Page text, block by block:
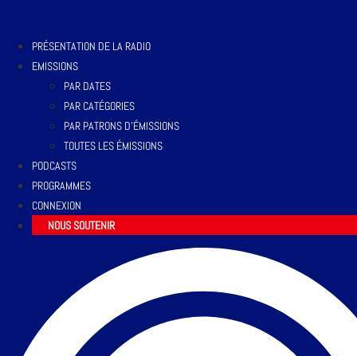
PRÉSENTATION DE LA RADIO
EMISSIONS
PAR DATES
PAR CATÉGORIES
PAR PATRONS D’ÉMISSIONS
TOUTES LES ÉMISSIONS
PODCASTS
PROGRAMMES
CONNEXION
NOUS SOUTENIR